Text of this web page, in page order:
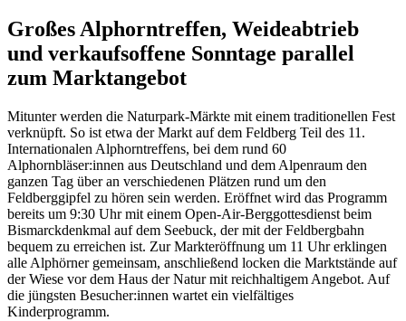
Großes Alphorntreffen, Weideabtrieb
und verkaufsoffene Sonntage parallel
zum Marktangebot
Mitunter werden die Naturpark-Märkte mit einem traditionellen Fest
verknüpft. So ist etwa der Markt auf dem Feldberg Teil des 11.
Internationalen Alphorntreffens, bei dem rund 60
Alphornbläser:innen aus Deutschland und dem Alpenraum den
ganzen Tag über an verschiedenen Plätzen rund um den
Feldberggipfel zu hören sein werden. Eröffnet wird das Programm
bereits um 9:30 Uhr mit einem Open-Air-Berggottesdienst beim
Bismarckdenkmal auf dem Seebuck, der mit der Feldbergbahn
bequem zu erreichen ist. Zur Markteröffnung um 11 Uhr erklingen
alle Alphörner gemeinsam, anschließend locken die Marktstände auf
der Wiese vor dem Haus der Natur mit reichhaltigem Angebot. Auf
die jüngsten Besucher:innen wartet ein vielfältiges
Kinderprogramm.